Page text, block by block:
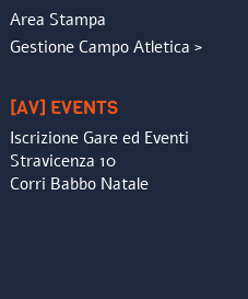
Area Stampa
Gestione Campo Atletica >
[AV] EVENTS
Iscrizione Gare ed Eventi
Stravicenza 10
Corri Babbo Natale